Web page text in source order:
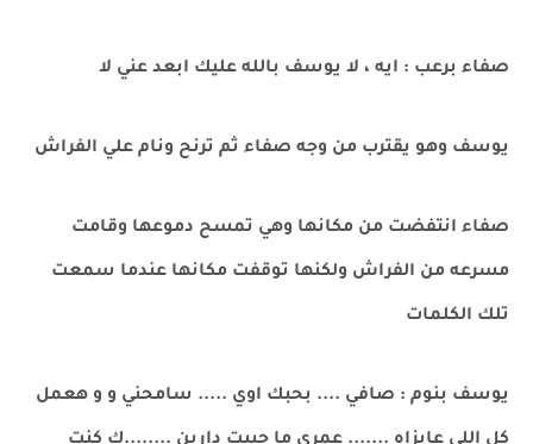
صفاء برعب : ايه ، لا يوسف بالله عليك ابعد عني لا
يوسف وهو يقترب من وجه صفاء ثم ترنح ونام علي الفراش
صفاء انتفضت من مكانها وهي تمسح دموعها وقامت
مسرعه من الفراش ولكنها توقفت مكانها عندما سمعت
تلك الكلمات
يوسف بنوم : صافي .... بحبك اوي ..... سامحني و و هعمل